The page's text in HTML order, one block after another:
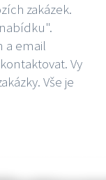
zakázek.
a email
Vy
Vše je